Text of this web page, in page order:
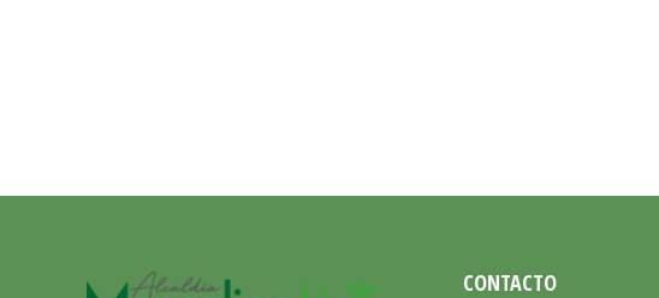
CONTACTO